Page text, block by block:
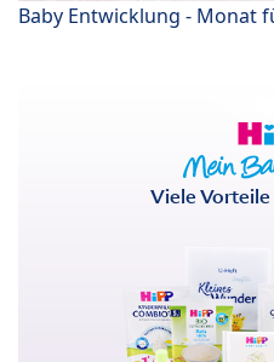
Baby Entwicklung - Monat
Viele